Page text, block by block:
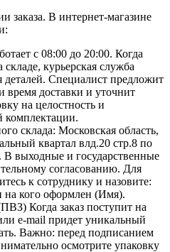
заказа. В интернет-магазине
с 08:00 до 20:00. Когда
складе, курьерская служба
деталей. Специалист предложит
время доставки и уточнит
на целостность и
комплектации.
склада: Московская область,
квартал влд.20 стр.8 по
В выходные и государственные
согласованию. Для
к сотруднику и назовите:
на кого оформлен (Имя).
Когда заказ поступит на
e-mail придет уникальный
Важно: перед подписанием
осмотрите упаковку